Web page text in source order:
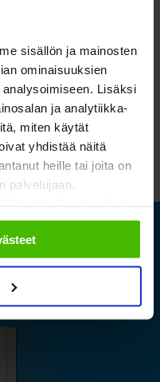
sisällön ja mainosten
ominaisuuksien
Lisäksi
ja analytiikka-
miten käytät
yhdistää näitä
heille tai joita on
palvelujaan.
paikallisesti
määrittelyssä
asennuksen ja